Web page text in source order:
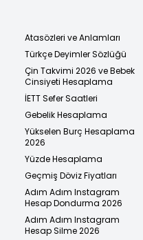
Atasözleri ve Anlamları
Türkçe Deyimler Sözlüğü
Çin Takvimi 2026 ve Bebek
Cinsiyeti Hesaplama
İETT Sefer Saatleri
Gebelik Hesaplama
Yükselen Burç Hesaplama
2026
Yüzde Hesaplama
Geçmiş Döviz Fiyatları
Adım Adım Instagram
Hesap Dondurma 2026
Adım Adım Instagram
Hesap Silme 2026